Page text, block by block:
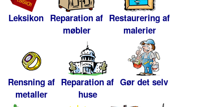
Leksikon Reparation af
møbler
Restaurering af
malerier
Rensning af
metaller
Reparation af
huse
Gør det selv